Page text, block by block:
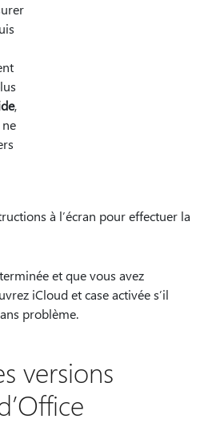
,
à l’écran pour effectuer la
et que vous avez
iCloud et case activée s’il
problème.
versions